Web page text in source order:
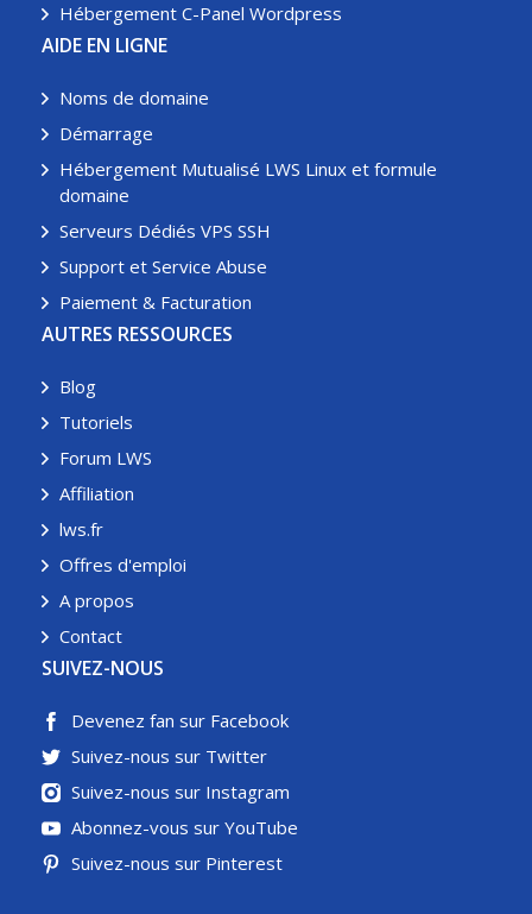
Hébergement C-Panel Wordpress
AIDE EN LIGNE
Noms de domaine
Démarrage
Hébergement Mutualisé LWS Linux et formule
domaine
Serveurs Dédiés VPS SSH
Support et Service Abuse
Paiement & Facturation
AUTRES RESSOURCES
Blog
Tutoriels
Forum LWS
Affiliation
lws.fr
Offres d'emploi
A propos
Contact
SUIVEZ-NOUS
Devenez fan sur Facebook
Suivez-nous sur Twitter
Suivez-nous sur Instagram
Abonnez-vous sur YouTube
Suivez-nous sur Pinterest